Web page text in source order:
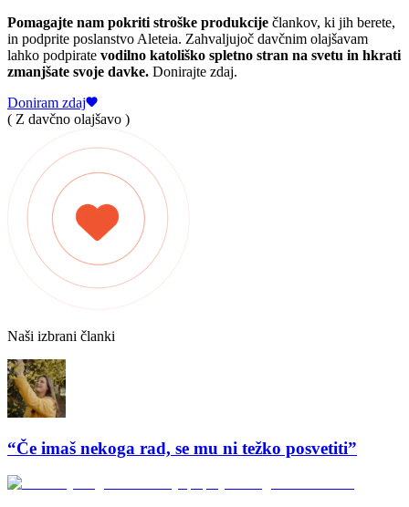
Pomagajte nam pokriti stroške produkcije člankov, ki jih berete,
in podprite poslanstvo Aleteia. Zahvaljujoč davčnim olajšavam
lahko podpirate vodilno katoliško spletno stran na svetu in hkrati
zmanjšate svoje davke. Donirajte zdaj.
Doniram zdaj
( Z davčno olajšavo )
Naši izbrani članki
“Če imaš nekoga rad, se mu ni težko posvetiti”